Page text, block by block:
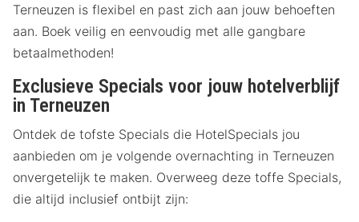
Terneuzen is flexibel en past zich aan jouw behoeften
aan. Boek veilig en eenvoudig met alle gangbare
betaalmethoden!
Exclusieve Specials voor jouw hotelverblijf
in Terneuzen
Ontdek de tofste Specials die HotelSpecials jou
aanbieden om je volgende overnachting in Terneuzen
onvergetelijk te maken. Overweeg deze toffe Specials,
die altijd inclusief ontbijt zijn: